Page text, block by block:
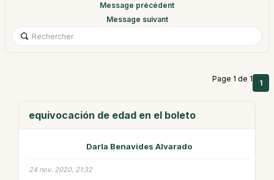
Message précédent
Message suivant
Page 1 de 1 1
equivocación de edad en el boleto
Darla Benavides Alvarado
24 nov. 2020, 21:32